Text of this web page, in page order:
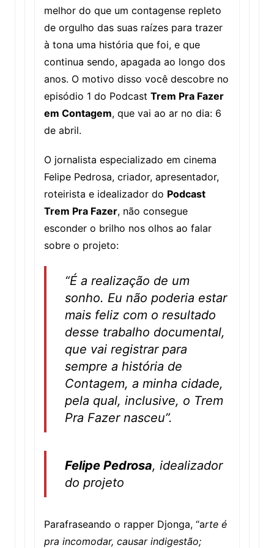
melhor do que um contagense repleto
de orgulho das suas raízes para trazer
à tona uma história que foi, e que
continua sendo, apagada ao longo dos
anos. O motivo disso você descobre no
episódio 1 do Podcast Trem Pra Fazer
em Contagem, que vai ao ar no dia: 6
de abril.
O jornalista especializado em cinema
Felipe Pedrosa, criador, apresentador,
roteirista e idealizador do Podcast
Trem Pra Fazer, não consegue
esconder o brilho nos olhos ao falar
sobre o projeto:
“É a realização de um
sonho. Eu não poderia estar
mais feliz com o resultado
desse trabalho documental,
que vai registrar para
sempre a história de
Contagem, a minha cidade,
pela qual, inclusive, o Trem
Pra Fazer nasceu”.
Felipe Pedrosa, idealizador
do projeto
Parafraseando o rapper Djonga, “arte é
pra incomodar, causar indigestão;